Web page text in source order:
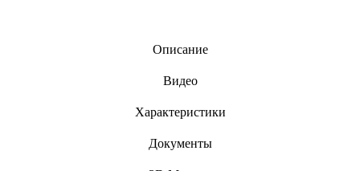
Описание
Видео
Характеристики
Документы